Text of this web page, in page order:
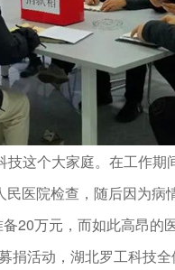
这个大家庭。在工作
医院检查，随后因为
万元，而如此高昂的
活动，湖北罗工科技